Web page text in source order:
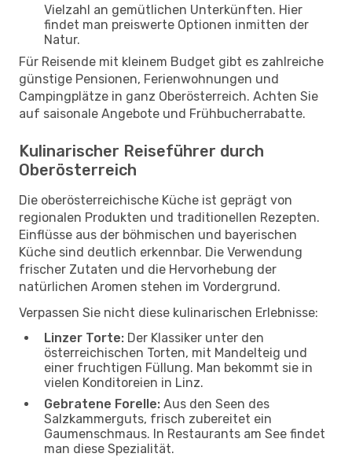
Vielzahl an gemütlichen Unterkünften. Hier
findet man preiswerte Optionen inmitten der
Natur.
Für Reisende mit kleinem Budget gibt es zahlreiche
günstige Pensionen, Ferienwohnungen und
Campingplätze in ganz Oberösterreich. Achten Sie
auf saisonale Angebote und Frühbucherrabatte.
Kulinarischer Reiseführer durch
Oberösterreich
Die oberösterreichische Küche ist geprägt von
regionalen Produkten und traditionellen Rezepten.
Einflüsse aus der böhmischen und bayerischen
Küche sind deutlich erkennbar. Die Verwendung
frischer Zutaten und die Hervorhebung der
natürlichen Aromen stehen im Vordergrund.
Verpassen Sie nicht diese kulinarischen Erlebnisse:
Linzer Torte: Der Klassiker unter den
österreichischen Torten, mit Mandelteig und
einer fruchtigen Füllung. Man bekommt sie in
vielen Konditoreien in Linz.
Gebratene Forelle: Aus den Seen des
Salzkammerguts, frisch zubereitet ein
Gaumenschmaus. In Restaurants am See findet
man diese Spezialität.